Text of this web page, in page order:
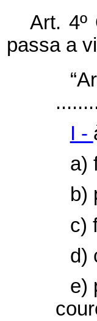
Art. 4º
passa a
I -
a)
b)
c)
d)
e)